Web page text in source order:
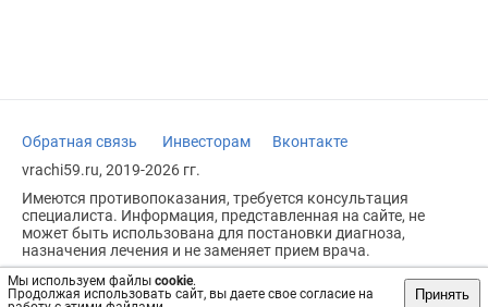
Мы используем файлы cookie.
Продолжая использовать сайт, вы даете свое согласие на
Принять
Обратная связь Инвесторам
Вконтакте
vrachi59.ru, 2019-2026 гг.
Имеются противопоказания, требуется консультация
специалиста. Информация, представленная на сайте, не
может быть использована для постановки диагноза,
назначения лечения и не заменяет прием врача.
Возрастное ограничение: 18+